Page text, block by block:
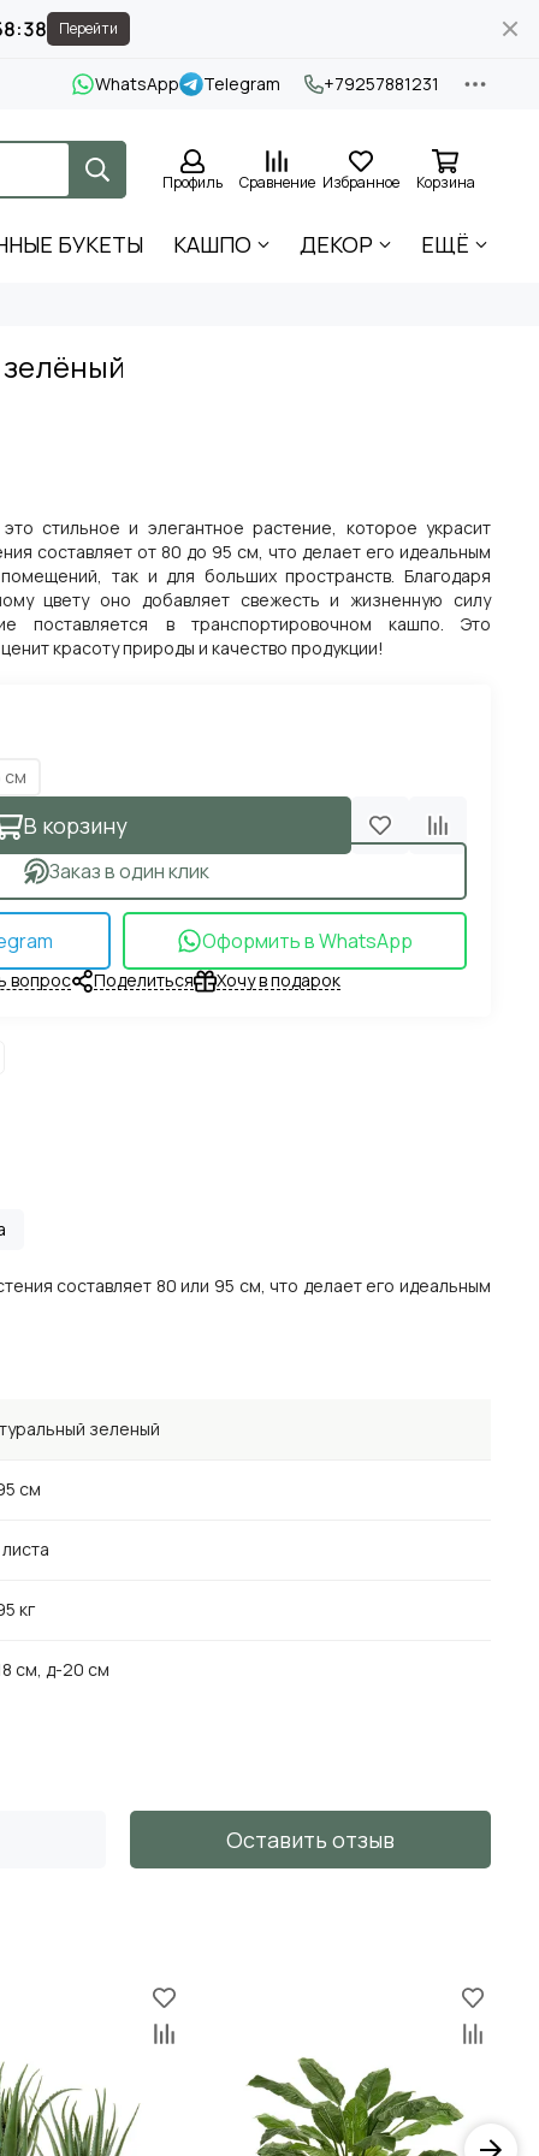
Перейти
WhatsApp Telegram +79257881231
Профиль Сравнение Избранное Корзина
БУКЕТЫ КАШПО ДЕКОР ЕЩЁ
стильное и элегантное растение, которое украсит
составляет от 80 до 95 см, что делает его идеальным
так и для больших пространств. Благодаря
цвету оно добавляет свежесть и жизненную силу
поставляется в транспортировочном кашпо. Это
красоту природы и качество продукции!
см
В корзину
Заказ в один клик
Оформить в WhatsApp
вопрос Поделиться Хочу в подарок
составляет 80 или 95 см, что делает его идеальным
зеленый
см
кг
см, д-20 см
Оставить отзыв